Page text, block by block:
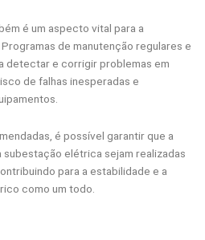
é um aspecto vital para a
de manutenção regulares e
detectar e corrigir problemas em
de falhas inesperadas e
é possível garantir que a
elétrica sejam realizadas
para a estabilidade e a
como um todo.